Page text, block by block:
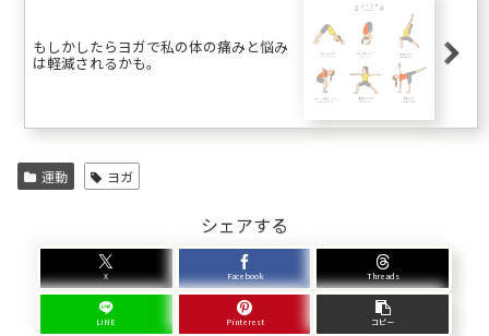
もしかしたらヨガで私の体の痛みと悩み
は軽減されるかも。
運動 ヨガ
シェアする
X Facebook Threads
LINE Pinterest コピー